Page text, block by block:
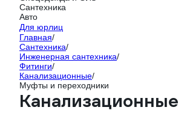
Сантехника
Авто
Для юрлиц
Главная/
Сантехника/
Инженерная сантехника/
Фитинги/
Канализационные/
Муфты и переходники